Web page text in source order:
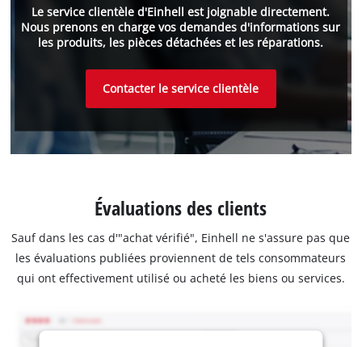
Le service clientèle d'Einhell est joignable directement.
Nous prenons en charge vos demandes d'informations sur
les produits, les pièces détachées et les réparations.
Contacter le service clientèle
Évaluations des clients
Sauf dans les cas d'"achat vérifié", Einhell ne s'assure pas que
les évaluations publiées proviennent de tels consommateurs
qui ont effectivement utilisé ou acheté les biens ou services.